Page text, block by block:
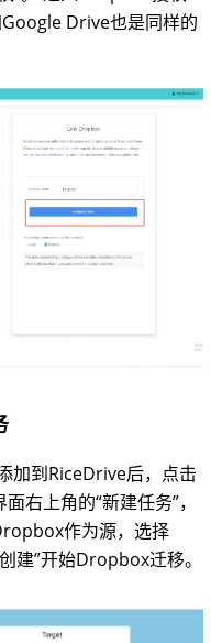
Drive也是同样的
加到RiceDrive后，点击
右上角的“新建任务”，
作为源，选择
建”开始Dropbox迁移。